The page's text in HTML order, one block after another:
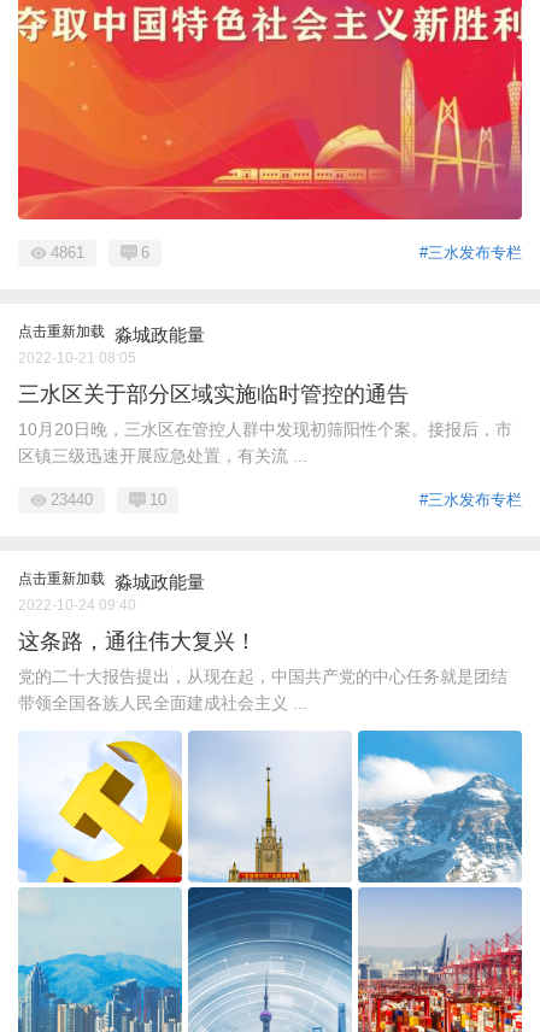
#三水发布专栏
4861 6
点击重新加载 淼城政能量
2022-10-21 08:05
三水区关于部分区域实施临时管控的通告
10月20日晚，三水区在管控人群中发现初筛阳性个案。接报后，市
区镇三级迅速开展应急处置，有关流 ...
#三水发布专栏
23440 10
点击重新加载 淼城政能量
2022-10-24 09:40
这条路，通往伟大复兴！
党的二十大报告提出，从现在起，中国共产党的中心任务就是团结
带领全国各族人民全面建成社会主义 ...